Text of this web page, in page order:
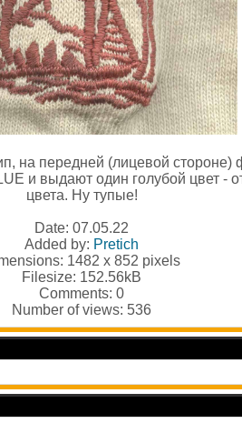
передней (лицевой стороне)
и выдают один голубой цвет -
цвета. Ну тупые!
Date: 07.05.22
Added by: Pretich
1482 x 852 pixels
Filesize: 152.56kB
Comments: 0
Number of views: 536